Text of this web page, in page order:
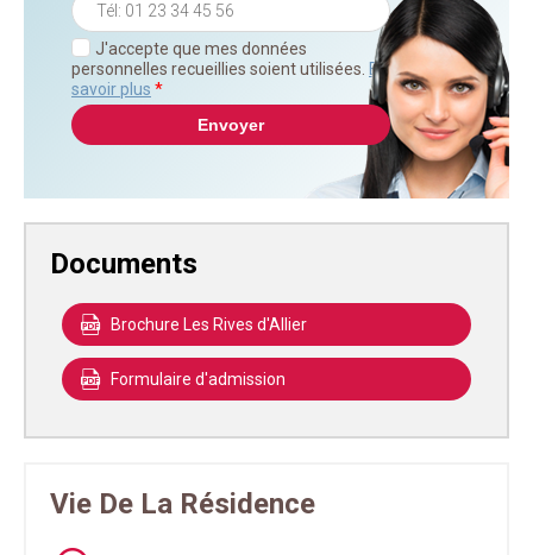
J'accepte que mes données
personnelles recueillies soient utilisées. En
savoir plus *
Documents
Brochure Les Rives d'Allier
Formulaire d'admission
Vie De La Résidence